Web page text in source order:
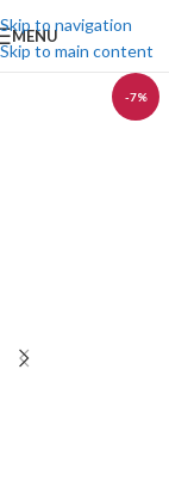
Skip to navigation
Skip to main content
MENU
-7%